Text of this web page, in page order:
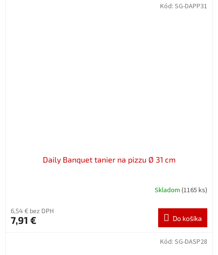
Daily Banquet tanier na pizzu Ø 31 cm
Skladom (1165 ks)
6,54 € bez DPH
7,91 € Do košíka
Kód: SG-DAPP31
Kód: SG-DASP28